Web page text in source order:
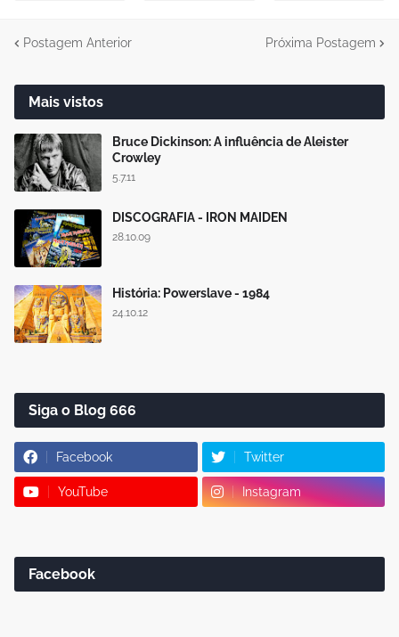
Postagem Anterior Próxima Postagem
Mais vistos
Bruce Dickinson: A influência de Aleister
Crowley
5.7.11
DISCOGRAFIA - IRON MAIDEN
28.10.09
História: Powerslave - 1984
24.10.12
Siga o Blog 666
Facebook Twitter
YouTube Instagram
Facebook